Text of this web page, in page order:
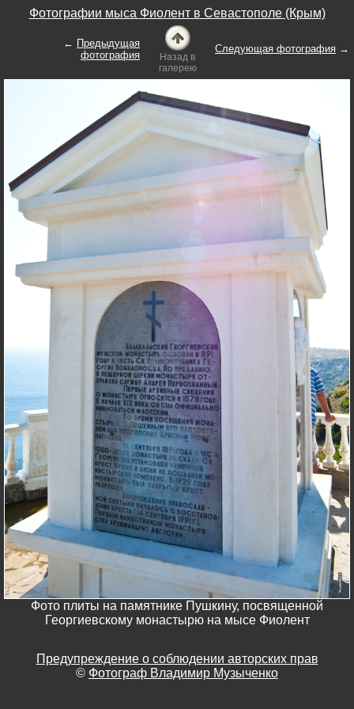
Фотографии мыса Фиолент в Севастополе (Крым)
← Предыдущая
фотография
Назад в
галерею
Следующая фотография →
Фото плиты на памятнике Пушкину, посвященной
Георгиевскому монастырю на мысе Фиолент
Предупреждение о соблюдении авторских прав
© Фотограф Владимир Музыченко